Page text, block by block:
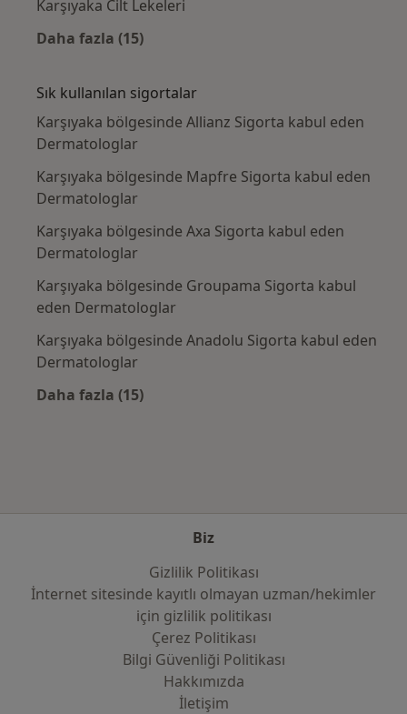
Karşıyaka Cilt Lekeleri
Daha fazla (15)
Sık kullanılan sigortalar
Karşıyaka bölgesinde Allianz Sigorta kabul eden
Dermatologlar
Karşıyaka bölgesinde Mapfre Sigorta kabul eden
Dermatologlar
Karşıyaka bölgesinde Axa Sigorta kabul eden
Dermatologlar
Karşıyaka bölgesinde Groupama Sigorta kabul
eden Dermatologlar
Karşıyaka bölgesinde Anadolu Sigorta kabul eden
Dermatologlar
Daha fazla (15)
Biz
Gizlilik Politikası
İnternet sitesinde kayıtlı olmayan uzman/hekimler
i̇çin gizlilik politikası
Çerez Politikası
Bilgi Güvenliği Politikası
Hakkımızda
İletişim